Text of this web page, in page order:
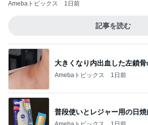
Amebaトピックス 1日前
記事を読む
大きくなり内出血した左鎖
Amebaトピックス 1日前
普段使いとレジャー用の日